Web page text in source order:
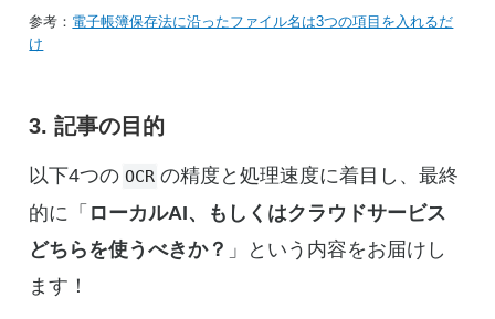
参考： 電子帳簿保存法に沿ったファイル名は3つの項目を入れるだ
け
3. 記事の目的
以下4つの OCR の精度と処理速度に着目し、最終
的に「 ローカルAI、もしくはクラウドサービス
どちらを使うべきか？ 」という内容をお届けし
ます！